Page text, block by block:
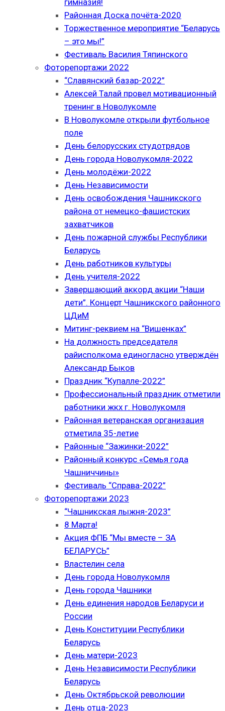
гимназия!
Районная Доска почёта-2020
Торжественное мероприятие “Беларусь
– это мы!”
Фестиваль Василия Тяпинского
Фоторепортажи 2022
“Славянский базар-2022”
Алексей Талай провел мотивационный
тренинг в Новолукомле
В Новолукомле открыли футбольное
поле
День белорусских студотрядов
День города Новолукомля-2022
День молодёжи-2022
День Независимости
День освобождения Чашникского
района от немецко-фашистских
захватчиков
День пожарной службы Республики
Беларусь
День работников культуры
День учителя-2022
Завершающий аккорд акции “Наши
дети”. Концерт Чашникского районного
ЦДиМ
Митинг-реквием на “Вишенках”
На должность председателя
райисполкома единогласно утверждён
Александр Быков
Праздник “Купалле-2022”
Профессиональный праздник отметили
работники жкх г. Новолукомля
Районная ветеранская организация
отметила 35-летие
Районные “Зажинки-2022”
Районный конкурс «Семья года
Чашниччины»
Фестиваль “Справа-2022”
Фоторепортажи 2023
“Чашникская лыжня-2023”
8 Марта!
Акция ФПБ “Мы вместе – ЗА
БЕЛАРУСЬ”
Властелин села
День города Новолукомля
День города Чашники
День единения народов Беларуси и
России
День Конституции Республики
Беларусь
День матери-2023
День Независимости Республики
Беларусь
День Октябрьской революции
День отца-2023